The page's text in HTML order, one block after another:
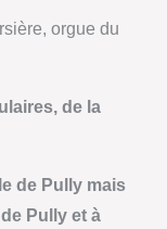
orgue du
de la
de Pully mais
Pully et à